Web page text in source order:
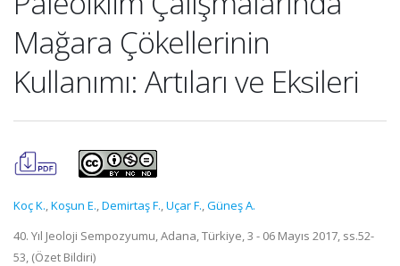
Mağara Çökellerinin
Kullanımı: Artıları ve Eksileri
Koç K.,Koşun E.,Demirtaş F.,Uçar F.,Güneş A.
40. Yıl Jeoloji Sempozyumu, Adana, Türkiye, 3 - 06 Mayıs 2017, ss.52-
53, (Özet Bildiri)